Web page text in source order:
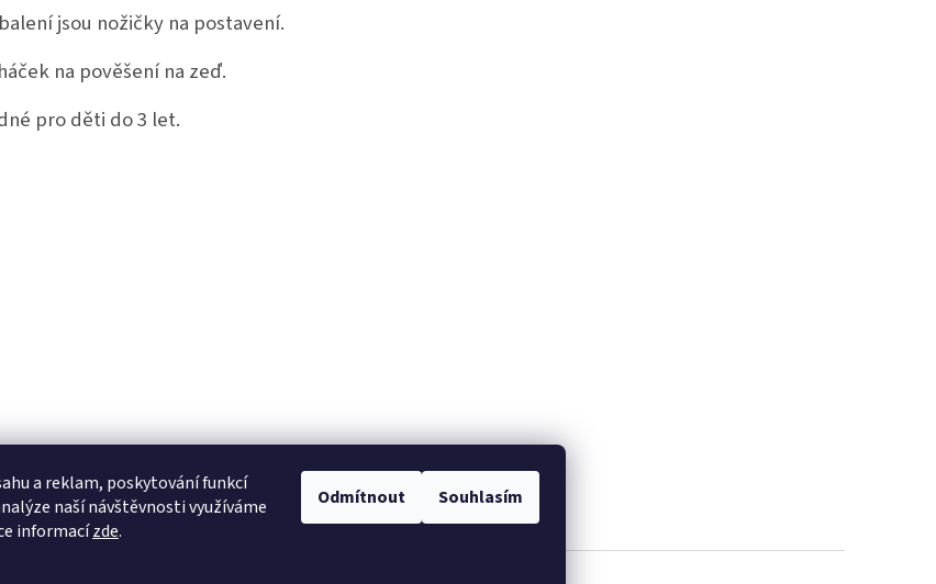
a reklam, poskytování funkcí
naší návštěvnosti využíváme
informacízde.
Odmítnout Souhlasím
jsou nožičky na postavení.
na pověšení na zeď.
pro děti do 3 let.